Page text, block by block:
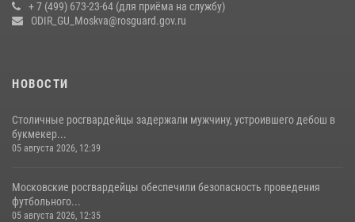
В спецподразделении столичного главка Росгвардии завершился
+ 7 (499) 673-23-64 (для приёма на службу)
ODIR_GU_Moskva@rosguard.gov.ru
НОВОСТИ
Столичные росгвардейцы задержали мужчину, устроившего дебош в
букмекер...
05 августа 2026, 12:39
Московские росгвардейцы обеспечили безопасность проведения
футбольного...
05 августа 2026, 12:35